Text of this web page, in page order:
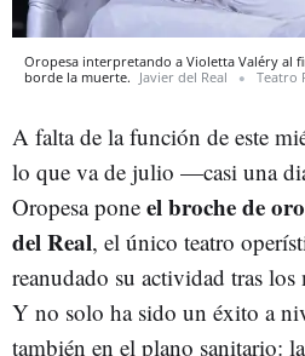
Oropesa interpretando a Violetta Valéry al
borde la muerte. Javier del Real Teatro
A falta de la función de este
lo que va de julio —casi una
Oropesa pone el broche de
del Real, el único teatro
reanudado su actividad tras
Y no solo ha sido un éxito a
también en el plano sanitario: